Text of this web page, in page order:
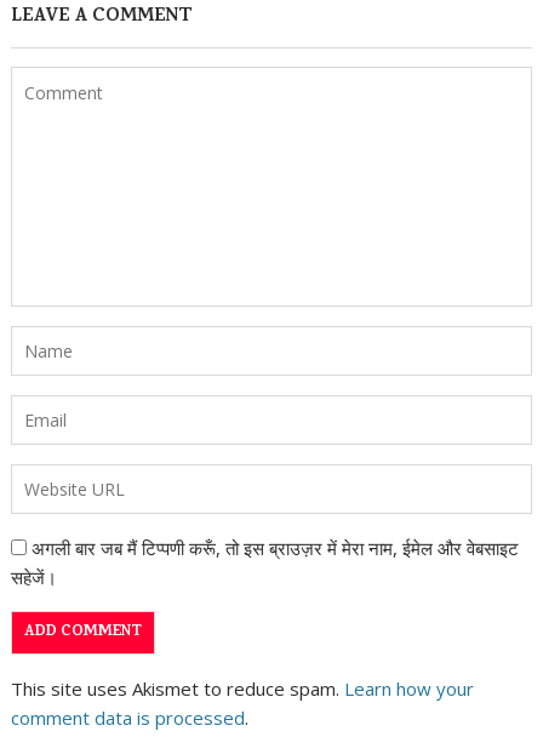
LEAVE A COMMENT
अगली बार जब मैं टिप्पणी करूँ, तो इस ब्राउज़र में मेरा नाम, ईमेल और वेबसाइट
सहेजें।
This site uses Akismet to reduce spam. Learn how your
comment data is processed.